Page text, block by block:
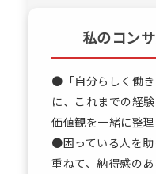
私のコン
●「自分らしく働
に、これまでの経
価値観を一緒に整理
●困っている人を
重ねて、納得感の